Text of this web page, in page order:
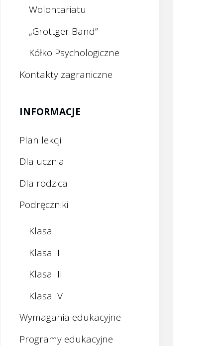
Wolontariatu
„Grottger Band”
Kółko Psychologiczne
Kontakty zagraniczne
INFORMACJE
Plan lekcji
Dla ucznia
Dla rodzica
Podręczniki
Klasa I
Klasa II
Klasa III
Klasa IV
Wymagania edukacyjne
Programy edukacyjne